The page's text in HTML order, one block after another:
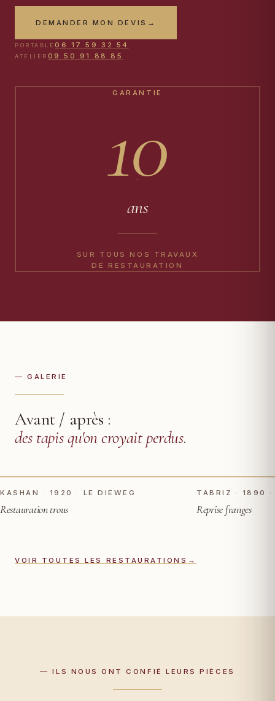
DEMANDER MON DEVIS →
PORTABLE06 17 59 32 54
ATELIER 09 50 91 88 85
GARANTIE
10
ans
SUR TOUS NOS TRAVAUX
DE RESTAURATION
— GALERIE
Avant / après :
des tapis qu'on croyait perdus.
AVANT
KASHAN · 1920 · LE DIEWEG
Restauration trous
AVANT
TABRIZ · 1890
Reprise franges
VOIR TOUTES LES RESTAURATIONS →
— ILS NOUS ONT CONFIÉ LEURS PIÈCES